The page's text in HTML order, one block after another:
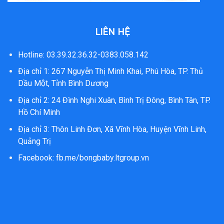
LIÊN HỆ
Hotline: 03.39.32.36.32-0383.058.142
Địa chỉ 1: 267 Nguyễn Thị Minh Khai, Phú Hòa, TP. Thủ
Dầu Một, Tỉnh Bình Dương
Địa chỉ 2: 24 Đình Nghi Xuân, Bình Trị Đông, Bình Tân, TP.
Hồ Chí Minh
Địa chỉ 3: Thôn Linh Đơn, Xã Vĩnh Hòa, Huyện Vĩnh Linh,
Quảng Trị
Facebook: fb.me/bongbaby.ltgroup.vn